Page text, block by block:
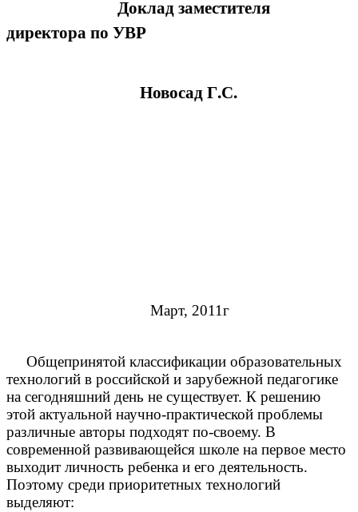
Доклад заместителя
директора по УВР
Новосад Г.С.
Март, 2011г
Общепринятой классификации образовательных
технологий в российской и зарубежной педагогике
на сегодняшний день не существует. К решению
этой актуальной научно-практической проблемы
различные авторы подходят по-своему. В
современной развивающейся школе на первое место
выходит личность ребенка и его деятельность.
Поэтому среди приоритетных технологий
выделяют: